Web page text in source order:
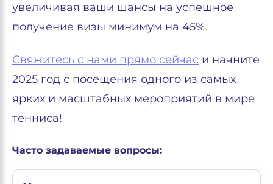
увеличивая ваши шансы на успешное
получение визы минимум на 45%.
Свяжитесь с нами прямо сейчас и начните
2025 год с посещения одного из самых
ярких и масштабных мероприятий в мире
тенниса!
Часто задаваемые вопросы: